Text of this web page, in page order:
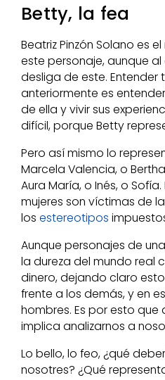
Betty, la fea
Beatriz Pinzón Solano es
este personaje, aunque
desliga de este. Entender
anteriormente es
de ella y vivir sus
difícil, porque Betty
Pero así mismo lo
Marcela Valencia, o
Aura María, o Inés, o
mujeres son víctimas de
los estereotipos
Aunque personajes de
la dureza del mundo real
dinero, dejando claro
frente a los demás, y en
hombres. Es por esto que
implica analizarnos a
Lo bello, lo feo, ¿qué
nosotres? ¿Qué